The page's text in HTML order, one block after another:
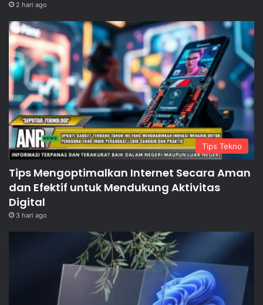
2 hari ago
Tips Tekno
Tips Mengoptimalkan Internet Secara Aman
dan Efektif untuk Mendukung Aktivitas
Digital
3 hari ago